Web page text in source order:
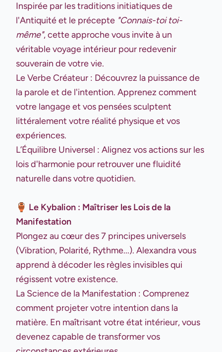
Inspirée par les traditions initiatiques de
l'Antiquité et le précepte "Connais-toi toi-
même", cette approche vous invite à un
véritable voyage intérieur pour redevenir
souverain de votre vie.
Le Verbe Créateur : Découvrez la puissance de
la parole et de l'intention. Apprenez comment
votre langage et vos pensées sculptent
littéralement votre réalité physique et vos
expériences.
L’Équilibre Universel : Alignez vos actions sur les
lois d'harmonie pour retrouver une fluidité
naturelle dans votre quotidien.
🏺 Le Kybalion : Maîtriser les Lois de la
Manifestation
Plongez au cœur des 7 principes universels
(Vibration, Polarité, Rythme...). Alexandra vous
apprend à décoder les règles invisibles qui
régissent votre existence.
La Science de la Manifestation : Comprenez
comment projeter votre intention dans la
matière. En maîtrisant votre état intérieur, vous
devenez capable de transformer vos